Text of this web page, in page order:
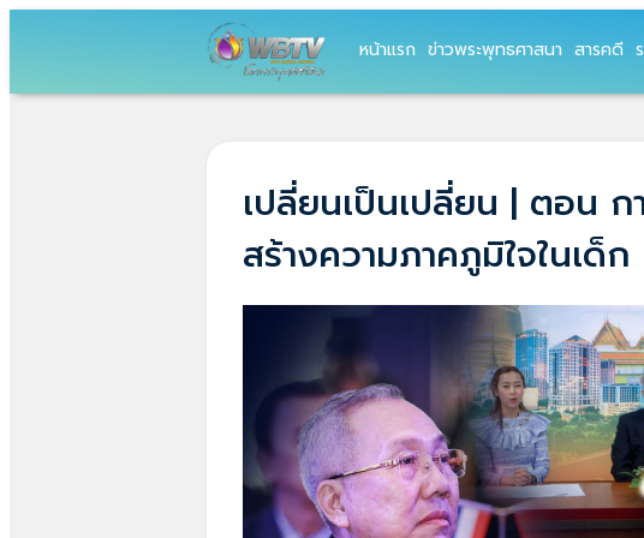
หน้าแรก ข่าวพระพุทธศาสนา สารคดี
เปลี่ยนเป็นเปลี่ยน | ตอน
สร้างความภาคภูมิใจในเด็ก